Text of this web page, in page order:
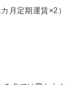
月定期運賃×2）